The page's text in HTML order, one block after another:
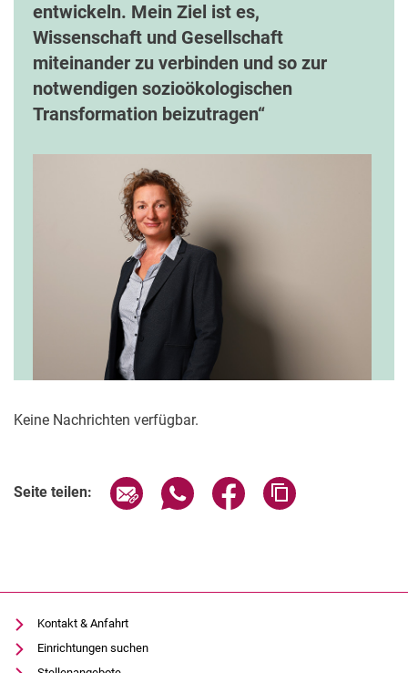
entwickeln. Mein Ziel ist es,
Wissenschaft und Gesellschaft
miteinander zu verbinden und so zur
notwendigen sozioökologischen
Transformation beizutragen
Keine Nachrichten verfügbar.
Seite teilen: Seite über E-Mail teilen
Seite über WhatsApp teilen
Seite über Facebook
Kontakt & Anfahrt
Einrichtungen suchen